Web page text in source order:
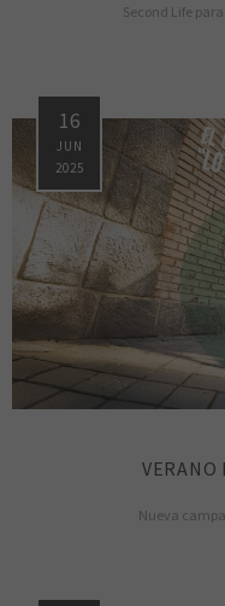
Second Life
16
JUN
2025
VERANO
Nueva